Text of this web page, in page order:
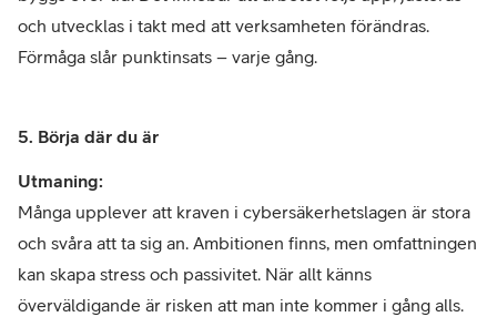
och utvecklas i takt med att verksamheten förändras.
Förmåga slår punktinsats – varje gång.
5. Börja där du är
Utmaning:
Många upplever att kraven i cybersäkerhetslagen är stora
och svåra att ta sig an. Ambitionen finns, men omfattningen
kan skapa stress och passivitet. När allt känns
överväldigande är risken att man inte kommer i gång alls.